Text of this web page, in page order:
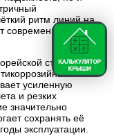
ритм линий на
дорого
стали
усиленную
и резких
значительно
сохранять её
эксплуатации.